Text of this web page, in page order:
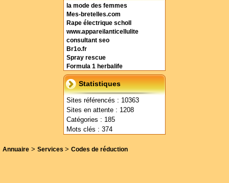
la mode des femmes
Mes-bretelles.com
Rape électrique scholl
www.appareilanticellulite
consultant seo
Br1o.fr
Spray rescue
Formula 1 herbalife
Statistiques
Sites référencés : 10363
Sites en attente : 1208
Catégories : 185
Mots clés : 374
Annuaire > Services > Codes de réduction